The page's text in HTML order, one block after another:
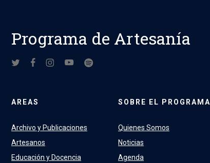
Programa de Artesanía
AREAS
Archivo y Publicaciones
Artesanos
Educación y Docencia
SOBRE EL PROGRAMA
Quienes Somos
Noticias
Agenda